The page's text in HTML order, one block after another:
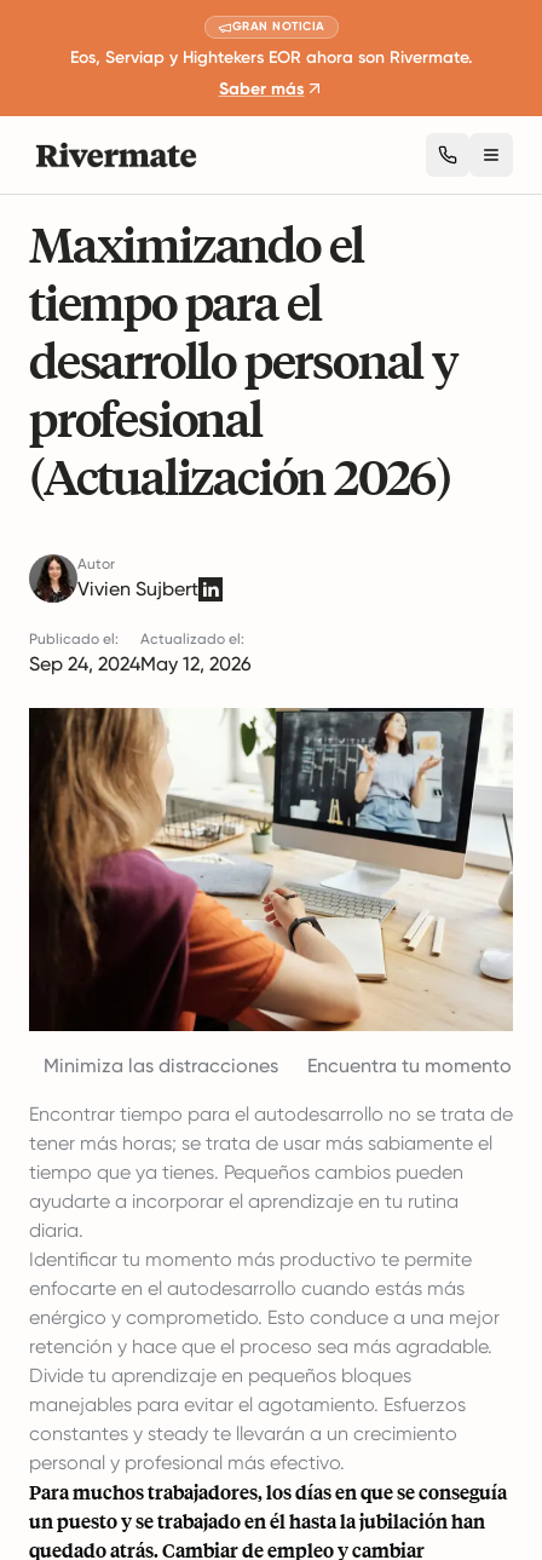
GRAN NOTICIA
Eos, Serviap y Hightekers EOR ahora son Rivermate.
Saber más
Maximizando el
tiempo para el
desarrollo personal y
profesional
(Actualización 2026)
Autor
Vivien Sujbert
Publicado el:
Sep 24, 2024
Actualizado el:
May 12, 2026
Minimiza las distracciones Encuentra tu momento
Encontrar tiempo para el autodesarrollo no se trata de
tener más horas; se trata de usar más sabiamente el
tiempo que ya tienes. Pequeños cambios pueden
ayudarte a incorporar el aprendizaje en tu rutina
diaria.
Identificar tu momento más productivo te permite
enfocarte en el autodesarrollo cuando estás más
enérgico y comprometido. Esto conduce a una mejor
retención y hace que el proceso sea más agradable.
Divide tu aprendizaje en pequeños bloques
manejables para evitar el agotamiento. Esfuerzos
constantes y steady te llevarán a un crecimiento
personal y profesional más efectivo.
Para muchos trabajadores, los días en que se conseguía
un puesto y se trabajado en él hasta la jubilación han
quedado atrás. Cambiar de empleo y cambiar